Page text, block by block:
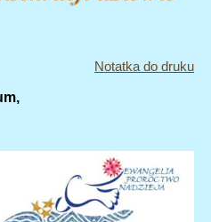
Notatka do druku